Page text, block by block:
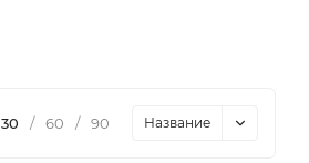
30 / 60 / 90 Название